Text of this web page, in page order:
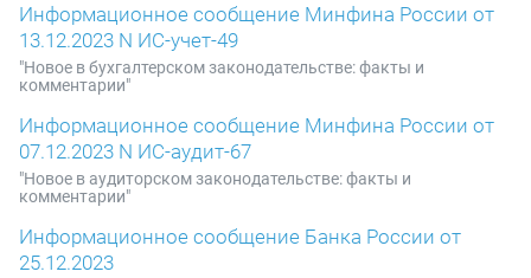
Информационное сообщение Минфина России от
13.12.2023 N ИС-учет-49
"Новое в бухгалтерском законодательстве: факты и
комментарии"
Информационное сообщение Минфина России от
07.12.2023 N ИС-аудит-67
"Новое в аудиторском законодательстве: факты и
комментарии"
Информационное сообщение Банка России от
25.12.2023